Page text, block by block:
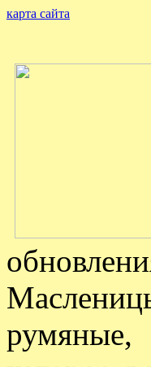
карта сайта
румяные,